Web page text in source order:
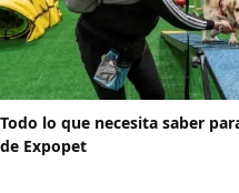
Todo lo que necesita saber
de Expopet